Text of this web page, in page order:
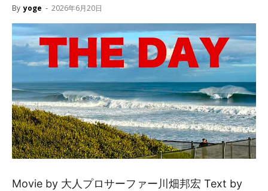
By yoge - 2026年6月20日
Movie by 大人プロサーファー川畑邦宏 Text by